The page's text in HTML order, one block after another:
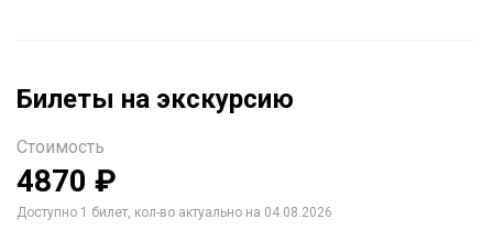
Билеты на экскурсию
Стоимость
4870 ₽
Доступно 1 билет, кол-во актуально на 04.08.2026